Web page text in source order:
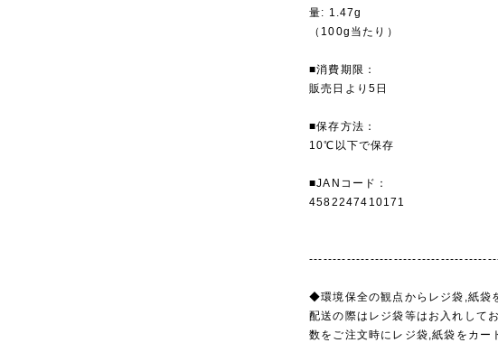
量: 1.47g
（100g当たり）
■消費期限：
販売日より5日
■保存方法：
10℃以下で保存
■JANコード：
4582247410171
◆環境保全の観点からレジ袋,紙袋
配送の際はレジ袋等はお入れして
数をご注文時にレジ袋,紙袋をカー